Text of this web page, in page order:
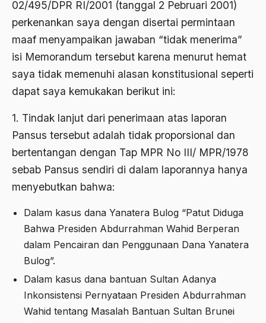
02/495/DPR RI/2001 (tanggal 2 Pebruari 2001)
perkenankan saya dengan disertai permintaan
maaf menyampaikan jawaban “tidak menerima”
isi Memorandum tersebut karena menurut hemat
saya tidak memenuhi alasan konstitusional seperti
dapat saya kemukakan berikut ini:
1. Tindak lanjut dari penerimaan atas laporan
Pansus tersebut adalah tidak proporsional dan
bertentangan dengan Tap MPR No III/ MPR/1978
sebab Pansus sendiri di dalam laporannya hanya
menyebutkan bahwa:
Dalam kasus dana Yanatera Bulog “Patut Diduga
Bahwa Presiden Abdurrahman Wahid Berperan
dalam Pencairan dan Penggunaan Dana Yanatera
Bulog”.
Dalam kasus dana bantuan Sultan Adanya
Inkonsistensi Pernyataan Presiden Abdurrahman
Wahid tentang Masalah Bantuan Sultan Brunei
Aktivis
Aktivis Muda
akulturasi
akulturasi budaya
Al Asnawi
al qaeda
Al-Azhar
Al-Ghazali
Al-Ikhwanu Al-Muslimun
Al-Ikhwanul Muslimin
al-Khalil Ibnu Ahmad al-Farahidi
Al-Maududi
Al-qua'an dan Hadist
al-quran